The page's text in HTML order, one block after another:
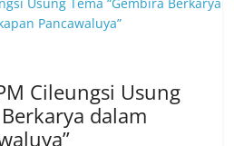
Cileungsi Usung
dalam